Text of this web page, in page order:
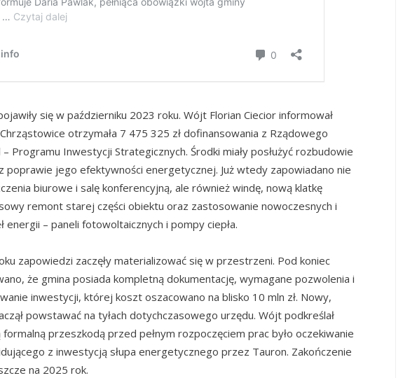
się w październiku 2023 roku. Wójt Florian Ciecior informował
otrzymała 7 475 325 zł dofinansowania z Rządowego
– Programu Inwestycji Strategicznych. Środki miały posłużyć rozbudowie
poprawie jego efektywności energetycznej. Już wtedy zapowiadano nie
biurowe i salę konferencyjną, ale również windę, nową klatkę
remont starej części obiektu oraz zastosowanie nowoczesnych i
energii – paneli fotowoltaicznych i pompy ciepła.
zapowiedzi zaczęły materializować się w przestrzeni. Pod koniec
że gmina posiada kompletną dokumentację, wymagane pozwolenia i
inwestycji, której koszt oszacowano na blisko 10 mln zł. Nowy,
powstawać na tyłach dotychczasowego urzędu. Wójt podkreślał
przeszkodą przed pełnym rozpoczęciem prac było oczekiwanie
z inwestycją słupa energetycznego przez Tauron. Zakończenie
na 2025 rok.